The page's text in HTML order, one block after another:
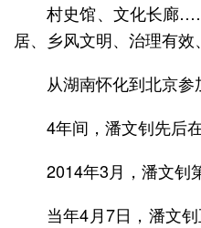
村史馆、文化长廊
居、乡风文明、治理有效
从湖南怀化到北京
4年间，潘文钊先后
2014年3月，潘文钊
当年4月7日，潘文